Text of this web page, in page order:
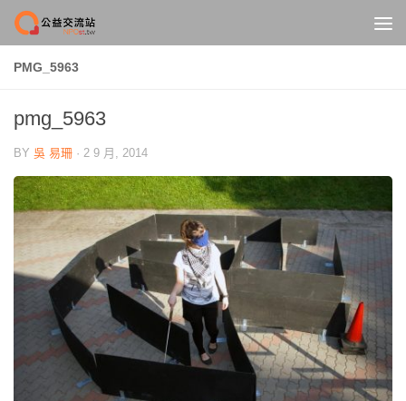
Skip to content
PMG_5963
pmg_5963
BY 吳 易珊 · 2 9 月, 2014